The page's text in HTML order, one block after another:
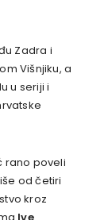
Zadra i
Višnjiku, a
u seriji i
rano poveli
od četiri
kroz